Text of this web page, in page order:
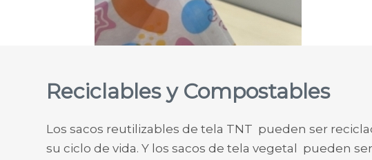
Reciclables y Compostables
Los sacos reutilizables de tela TNT pueden ser
su ciclo de vida. Y los sacos de tela vegetal pueden